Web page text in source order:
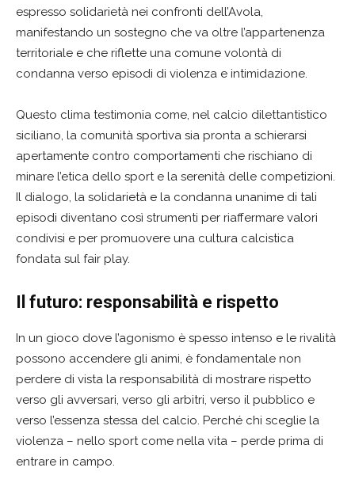
espresso solidarietà nei confronti dell’Avola,
manifestando un sostegno che va oltre l’appartenenza
territoriale e che riflette una comune volontà di
condanna verso episodi di violenza e intimidazione.
Questo clima testimonia come, nel calcio dilettantistico
siciliano, la comunità sportiva sia pronta a schierarsi
apertamente contro comportamenti che rischiano di
minare l’etica dello sport e la serenità delle competizioni.
Il dialogo, la solidarietà e la condanna unanime di tali
episodi diventano così strumenti per riaffermare valori
condivisi e per promuovere una cultura calcistica
fondata sul fair play.
Il futuro: responsabilità e rispetto
In un gioco dove l’agonismo è spesso intenso e le rivalità
possono accendere gli animi, è fondamentale non
perdere di vista la responsabilità di mostrare rispetto
verso gli avversari, verso gli arbitri, verso il pubblico e
verso l’essenza stessa del calcio. Perché chi sceglie la
violenza – nello sport come nella vita – perde prima di
entrare in campo.